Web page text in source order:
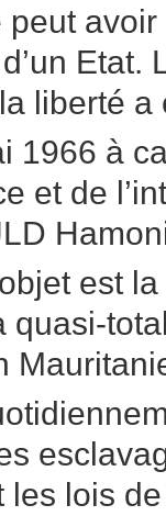
peut
Etat.
liberté a
1966 à
et de
est
quasi-
les lois